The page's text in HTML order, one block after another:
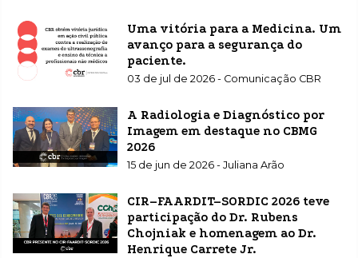
Uma vitória para a Medicina. Um
avanço para a segurança do
paciente.
03 de jul de 2026 - Comunicação CBR
A Radiologia e Diagnóstico por
Imagem em destaque no CBMG
2026
15 de jun de 2026 - Juliana Arão
CIR–FAARDIT–SORDIC 2026 teve
participação do Dr. Rubens
Chojniak e homenagem ao Dr.
Henrique Carrete Jr.